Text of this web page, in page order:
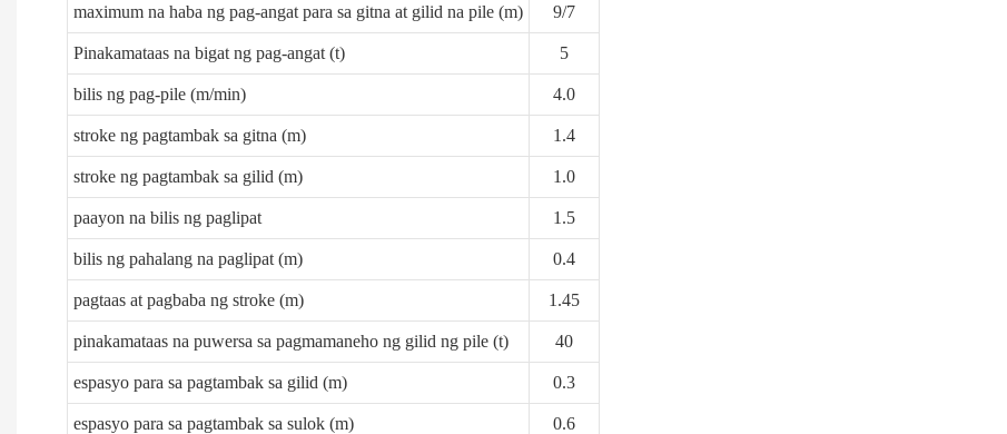
maximum na haba ng pag-angat para sa gitna at gilid na pile (m) 9/7
Pinakamataas na bigat ng pag-angat (t) 5
bilis ng pag-pile (m/min) 4.0
stroke ng pagtambak sa gitna (m) 1.4
stroke ng pagtambak sa gilid (m) 1.0
paayon na bilis ng paglipat 1.5
bilis ng pahalang na paglipat (m) 0.4
pagtaas at pagbaba ng stroke (m) 1.45
pinakamataas na puwersa sa pagmamaneho ng gilid ng pile (t) 40
espasyo para sa pagtambak sa gilid (m) 0.3
espasyo para sa pagtambak sa sulok (m) 0.6